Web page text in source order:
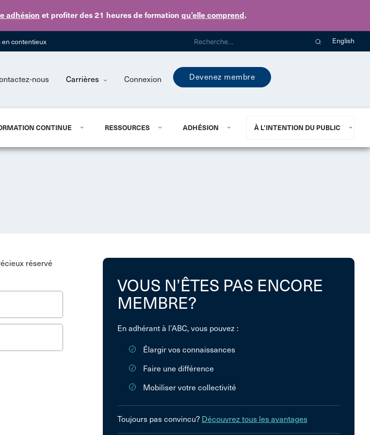
adhésion et profiter des 21 heures de formation qu’elle comprend.
Skip to main content
en contentieux English
nous Carrières Connexion Devenez membre
CONTINUE RESSOURCES ADHÉSION À L’INTENTION DU PUBLIC
réservé
VOUS N’ÊTES PAS ENCORE
MEMBRE?
En adhérant à l’ABC, vous pouvez :
Élargir vos connaissances
Faire une différence
Mobiliser votre collectivité
Toujours pas convincu? Découvrez tous les avantages